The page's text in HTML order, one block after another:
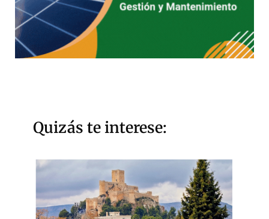
Quizás te interese: